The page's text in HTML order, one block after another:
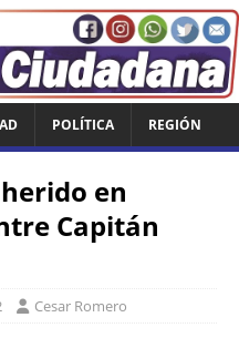
POLÍTICA REGIÓN
en
Capitán
Cesar Romero